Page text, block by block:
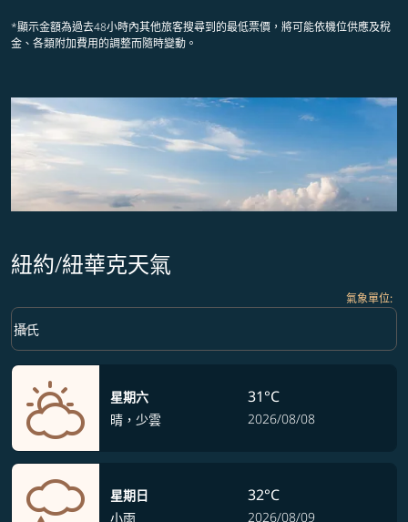
*顯示金額為過去48小時內其他旅客搜尋到的最低票價，將可能依機位供應及稅
金、各類附加費用的調整而隨時變動。
紐約/紐華克天氣
氣象單位:
Weather unit option 攝氏 Selected
攝氏
keyboard_arrow_down
星期六
晴，少雲
31°C
2026/08/08
星期日
小雨
32°C
2026/08/09